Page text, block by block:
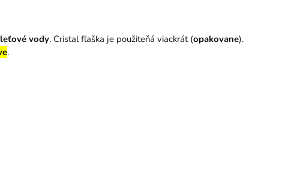
vody. Cristal fľaška je použiteňá viackrát (opakovane).
.